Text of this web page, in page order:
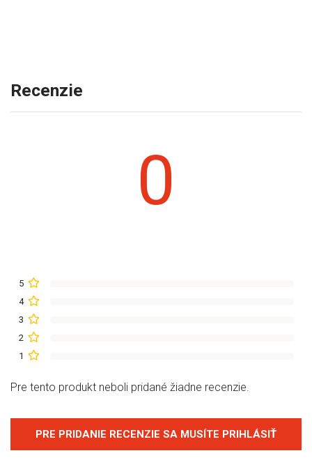
Recenzie
0
5
4
3
2
1
Pre tento produkt neboli pridané žiadne recenzie.
PRE PRIDANIE RECENZIE SA MUSÍTE PRIHLÁSIŤ